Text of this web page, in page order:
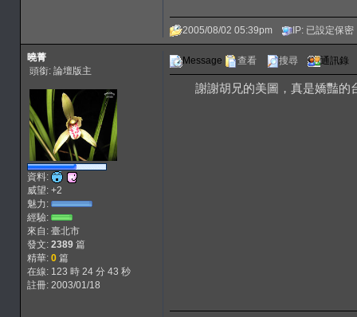
2005/08/02 05:39pm IP: 已設定保密
曉菁
頭銜: 論壇版主
資料:
威望: +2
魅力:
經驗:
來自: 臺北市
發文: 2389篇
精華: 0篇
在線: 123 時 24 分 43 秒
註冊: 2003/01/18
Message 查看 搜尋 通訊錄
謝謝胡兄的美圖，真是嬌豔的